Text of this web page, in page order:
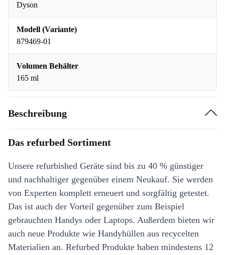
Dyson
Modell (Variante)
879469-01
Volumen Behälter
165 ml
Beschreibung
Das refurbed Sortiment
Unsere refurbished Geräte sind bis zu 40 % günstiger
und nachhaltiger gegenüber einem Neukauf. Sie werden
von Experten komplett erneuert und sorgfältig getestet.
Das ist auch der Vorteil gegenüber zum Beispiel
gebrauchten Handys oder Laptops. Außerdem bieten wir
auch neue Produkte wie Handyhüllen aus recycelten
Materialien an. Refurbed Produkte haben mindestens 12